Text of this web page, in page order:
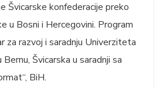
Švicarske konfederacije preko
u Bosni i Hercegovini. Program
za razvoj i saradnju Univerziteta
Švicarska u saradnji sa
BiH.